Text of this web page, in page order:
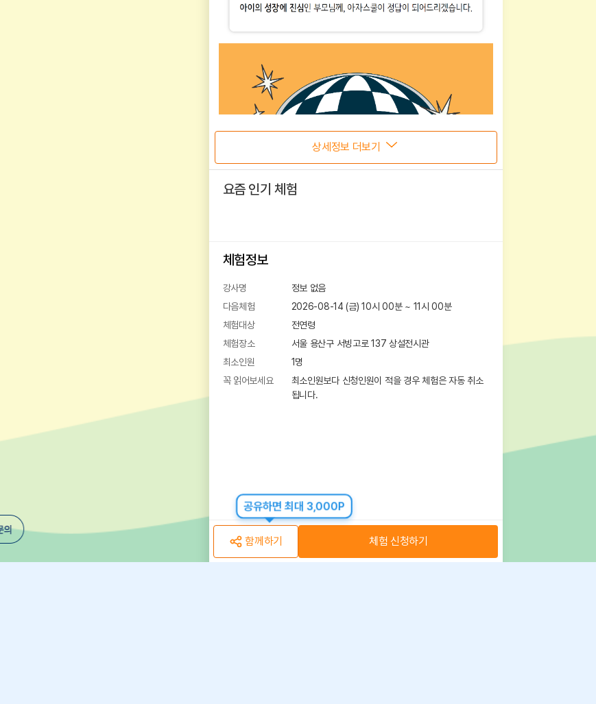
상세정보 더보기
요즘 인기 체험
체험정보
강사명
정보 없음
다음체험
2026-08-14 (금) 10시 00분~ 11시00분
체험대상
전연령
체험장소
서울 용산구 서빙고로 137 상설전시관
최소인원
1명
꼭 읽어보세요
최소인원보다 신청인원이 적을 경우 체험은 자동 취소
됩니다.
공유하면 최대 3,000P
함께하기 체험 신청하기